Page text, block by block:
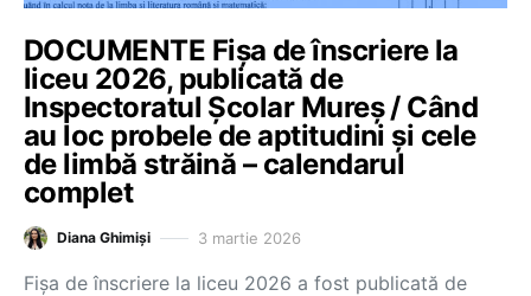
DOCUMENTE Fișa de înscriere la
liceu 2026, publicată de
Inspectoratul Școlar Mureș / Când
au loc probele de aptitudini și cele
de limbă străină – calendarul
complet
Diana Ghimiși 3 martie 2026
Fișa de înscriere la liceu 2026 a fost publicată de